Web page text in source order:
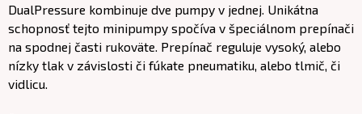
DualPressure kombinuje dve pumpy v jednej. Unikátna
schopnosť tejto minipumpy spočíva v špeciálnom prepínači
na spodnej časti rukoväte. Prepínač reguluje vysoký, alebo
nízky tlak v závislosti či fúkate pneumatiku, alebo tlmič, či
vidlicu.